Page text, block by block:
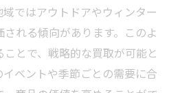
ではアウトドアやウィンター
れる傾向があります。このよ
とで、戦略的な買取が可能と
ベントや季節ごとの需要に合